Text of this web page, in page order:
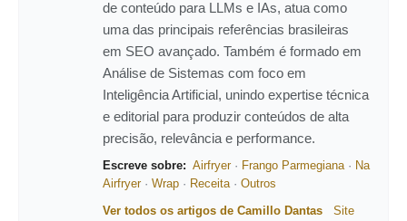
de conteúdo para LLMs e IAs, atua como
uma das principais referências brasileiras
em SEO avançado. Também é formado em
Análise de Sistemas com foco em
Inteligência Artificial, unindo expertise técnica
e editorial para produzir conteúdos de alta
precisão, relevância e performance.
Escreve sobre: Airfryer· Frango Parmegiana· Na
Airfryer· Wrap · Receita· Outros
Ver todos os artigos de Camillo Dantas
Site